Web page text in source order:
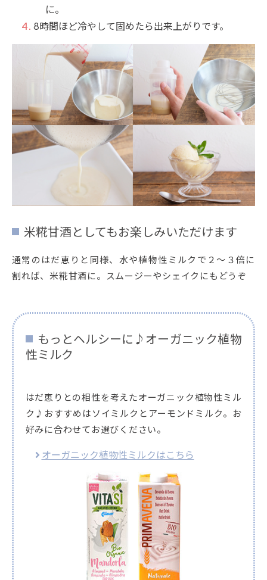
に。
8時間ほど冷やして固めたら出来上がりです。
米糀甘酒としてもお楽しみいただけます
通常のはだ恵りと同様、水や植物性ミルクで２～３倍に
割れば、米糀甘酒に。スムージーやシェイクにもどうぞ
もっとヘルシーに♪オーガニック植物
性ミルク
はだ恵りとの相性を考えたオーガニック植物性ミル
ク♪おすすめはソイミルクとアーモンドミルク。お
好みに合わせてお選びください。
オーガニック植物性ミルクはこちら